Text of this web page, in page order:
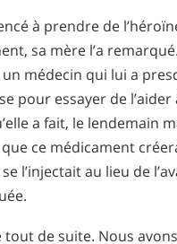
à prendre de
sa mère l’a remarqué.
médecin qui lui a
pour essayer de
a fait, le lendemain
que ce médicament
l’injectait au lieu de
tout de suite. Nous